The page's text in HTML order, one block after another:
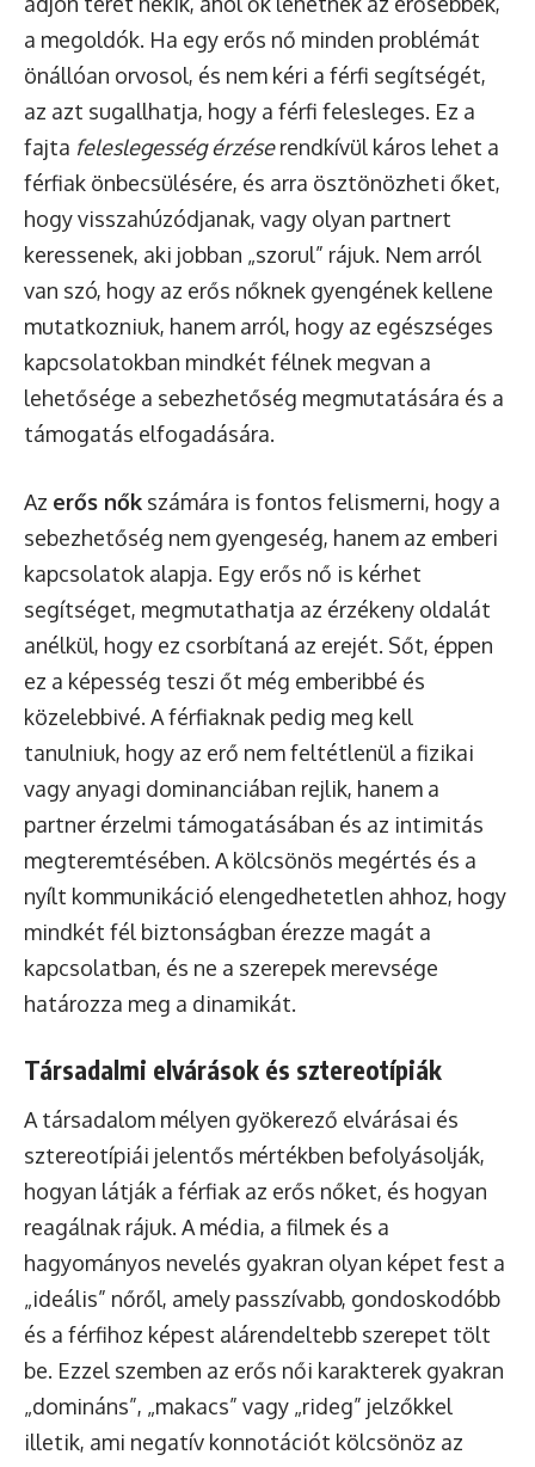
a megoldók. Ha egy erős nő minden problémát
önállóan orvosol, és nem kéri a férfi segítségét,
az azt sugallhatja, hogy a férfi felesleges. Ez a
fajta feleslegesség érzéserendkívül káros lehet a
férfiak önbecsülésére, és arra ösztönözheti őket,
hogy visszahúzódjanak, vagy olyan partnert
keressenek, aki jobban „szorul” rájuk. Nem arról
van szó, hogy az erős nőknek gyengének kellene
mutatkozniuk, hanem arról, hogy az egészséges
kapcsolatokban mindkét félnek megvan a
lehetősége a sebezhetőség megmutatására és a
támogatás elfogadására.
Az erős nők számára is fontos felismerni, hogy a
sebezhetőség nem gyengeség, hanem az emberi
kapcsolatok alapja. Egy erős nő is kérhet
segítséget, megmutathatja az érzékeny oldalát
anélkül, hogy ez csorbítaná az erejét. Sőt, éppen
ez a képesség teszi őt még emberibbé és
közelebbivé. A férfiaknak pedig meg kell
tanulniuk, hogy az erő nem feltétlenül a fizikai
vagy anyagi dominanciában rejlik, hanem a
partner érzelmi támogatásában és az intimitás
megteremtésében. A kölcsönös megértés és a
nyílt kommunikáció elengedhetetlen ahhoz, hogy
mindkét fél biztonságban érezze magát a
kapcsolatban, és ne a szerepek merevsége
határozza meg a dinamikát.
Társadalmi elvárások és sztereotípiák
A társadalom mélyen gyökerező elvárásai és
sztereotípiái jelentős mértékben befolyásolják,
hogyan látják a férfiak az erős nőket, és hogyan
reagálnak rájuk. A média, a filmek és a
hagyományos nevelés gyakran olyan képet fest a
„ideális” nőről, amely passzívabb, gondoskodóbb
és a férfihoz képest alárendeltebb szerepet tölt
be. Ezzel szemben az erős női karakterek gyakran
„domináns”, „makacs” vagy „rideg” jelzőkkel
illetik, ami negatív konnotációt kölcsönöz az